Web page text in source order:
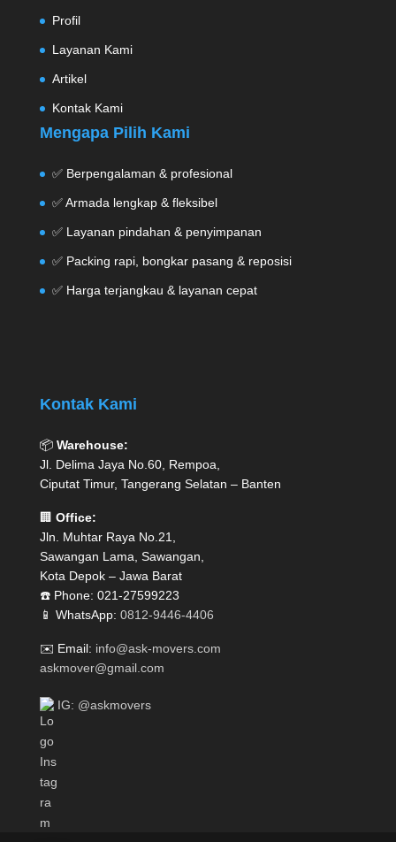
Profil
Layanan Kami
Artikel
Kontak Kami
Mengapa Pilih Kami
✅ Berpengalaman & profesional
✅ Armada lengkap & fleksibel
✅ Layanan pindahan & penyimpanan
✅ Packing rapi, bongkar pasang & reposisi
✅ Harga terjangkau & layanan cepat
Kontak Kami
📦 Warehouse:
Jl. Delima Jaya No.60, Rempoa,
Ciputat Timur, Tangerang Selatan – Banten
🏢 Office:
Jln. Muhtar Raya No.21,
Sawangan Lama, Sawangan,
Kota Depok – Jawa Barat
☎️ Phone: 021-27599223
📱 WhatsApp: 0812-9446-4406
✉️ Email: info@ask-movers.com
askmover@gmail.com
IG: @askmovers